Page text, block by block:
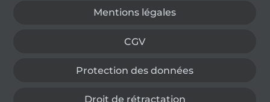
Mentions légales
CGV
Protection des données
Droit de rétractation